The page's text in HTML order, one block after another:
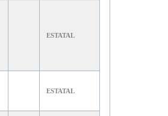
ESTATAL
ESTATAL